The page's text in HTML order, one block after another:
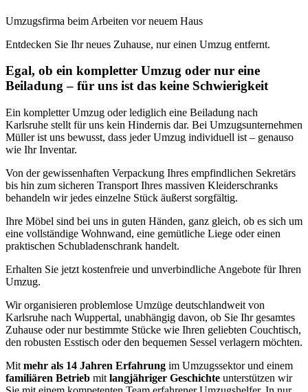
Umzugsfirma beim Arbeiten vor neuem Haus
Entdecken Sie Ihr neues Zuhause, nur einen Umzug entfernt.
Egal, ob ein kompletter Umzug oder nur eine
Beiladung – für uns ist das keine Schwierigkeit
Ein kompletter Umzug oder lediglich eine Beiladung nach
Karlsruhe stellt für uns kein Hindernis dar. Bei Umzugsunternehmen
Müller ist uns bewusst, dass jeder Umzug individuell ist – genauso
wie Ihr Inventar.
Von der gewissenhaften Verpackung Ihres empfindlichen Sekretärs
bis hin zum sicheren Transport Ihres massiven Kleiderschranks
behandeln wir jedes einzelne Stück äußerst sorgfältig.
Ihre Möbel sind bei uns in guten Händen, ganz gleich, ob es sich um
eine vollständige Wohnwand, eine gemütliche Liege oder einen
praktischen Schubladenschrank handelt.
Erhalten Sie jetzt kostenfreie und unverbindliche Angebote für Ihren
Umzug.
Wir organisieren problemlose Umzüge deutschlandweit von
Karlsruhe nach Wuppertal, unabhängig davon, ob Sie Ihr gesamtes
Zuhause oder nur bestimmte Stücke wie Ihren geliebten Couchtisch,
den robusten Esstisch oder den bequemen Sessel verlagern möchten.
Mit mehr als 14 Jahren Erfahrung im Umzugssektor und einem
familiären Betrieb mit langjähriger Geschichte unterstützen wir